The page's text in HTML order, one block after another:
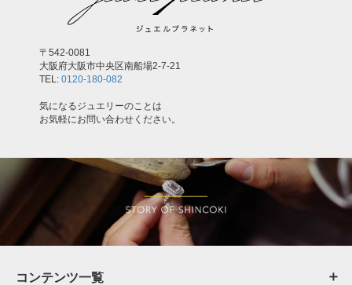
〒542-0081
大阪府大阪市中央区南船場2-7-21
TEL: 0120-180-082
気になるジュエリーのことは
お気軽にお問い合わせください。
コンテンツ一覧